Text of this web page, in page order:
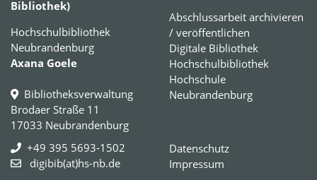
Bibliothek)
Hochschulbibliothek
Neubrandenburg
Axana Goele
Bibliotheksverwaltung
Brodaer Straße 11
17033 Neubrandenburg
+49 395 5693-1502
digibib(at)hs-nb.de
Abschlussarbeit archivieren
/ veröffentlichen
Digitale Bibliothek
Hochschulbibliothek
Hochschule
Neubrandenburg
Datenschutz
Impressum